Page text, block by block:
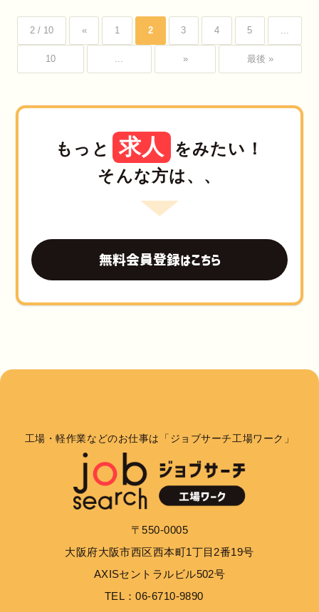
2 / 10 « 1 2 3 4 5 ...
10 ... » 最後 »
もっと 求人
をみたい！
そんな方は、、
無料会員登録はこちら
工場・軽作業などのお仕事は「ジョブサーチ工場ワーク」
〒550-0005
大阪府大阪市西区西本町1丁目2番19号
AXISセントラルビル502号
TEL：06-6710-9890